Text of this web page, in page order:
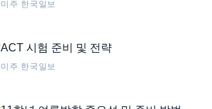
미주 한국일보
ACT 시험 준비 및 전략
미주 한국일보